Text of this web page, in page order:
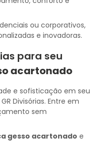
ou corporativos,
e inovadoras.
para seu
acartonado
e sofisticação em seu
Divisórias. Entre em
sem
gesso acartonado e